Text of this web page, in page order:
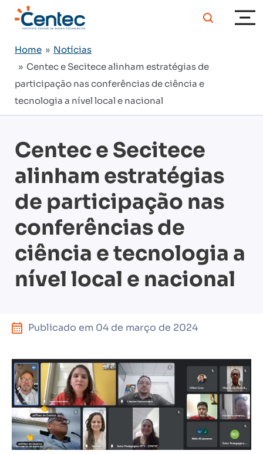
Home » Notícias
» Centec e Secitece alinham estratégias de
participação nas conferências de ciência e
tecnologia a nível local e nacional
Centec e Secitece
alinham estratégias
de participação nas
conferências de
ciência e tecnologia a
nível local e nacional
Publicado em 04 de março de 2024